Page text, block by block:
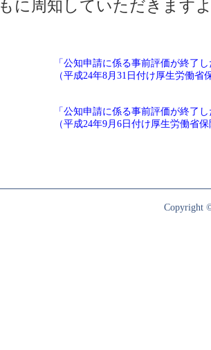
もに周知していただきます
「公知申請に係る事前評価が終
（平成24年8月31日付け厚生労
「公知申請に係る事前評価が終
（平成24年9月6日付け厚生労働
Copyright